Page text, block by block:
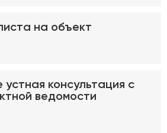
на объект
консультация с
ведомости